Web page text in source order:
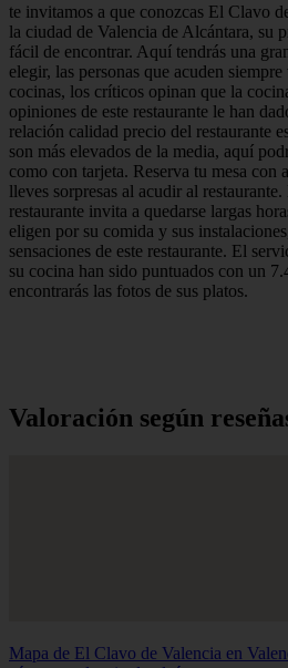
te invitamos a que conozcas El Clavo
la ciudad de Valencia de Alcántara, su
fácil de encontrar. Aquí tendrás una
elegir, las personas que acuden
cocinas, los críticos opinan que la
opiniones de este restaurante le han
relación calidad precio del restaurante
son más elevados de la media, aquí
como con tarjeta. Reserva tu mesa con
lleves sorpresas al acudir al
restaurante invita a quedarse largas
eligen por su comida y sus
sensaciones de este restaurante. El
su cocina han sido puntuados con un
encontrarás las fotos de sus platos.
Valoración según
Mapa de El Clavo de Valencia en